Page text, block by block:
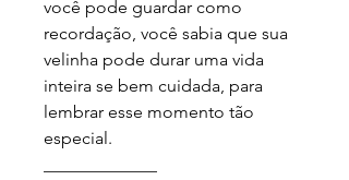
você pode guardar como
recordação, você sabia que sua
velinha pode durar uma vida
inteira se bem cuidada, para
lembrar esse momento tão
especial.